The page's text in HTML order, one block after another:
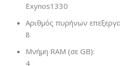
Exynos1330
Αριθμός πυρήνων
8
Μνήμη RAM (σε GB):
4